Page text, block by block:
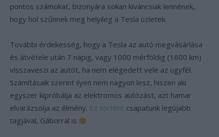
pontos számokat, bizonyára sokan kíváncsiak lennének,
hogy hol szűnnek meg helyileg a Tesla üzletek.
További érdekesség, hogy a Tesla az autó megvásárlása
és átvétele után 7 napig, vagy 1000 mérföldig (1600 km)
visszaveszi az autót, ha nem elégedett vele az ügyfél.
Számításaik szerint ilyen nem nagyon lesz, hiszen aki
egyszer kipróbálja az elektromos autózást, azt hamar
elvarázsolja az élmény. Ez történt csapatunk legújabb
tagjával, Gáborral is